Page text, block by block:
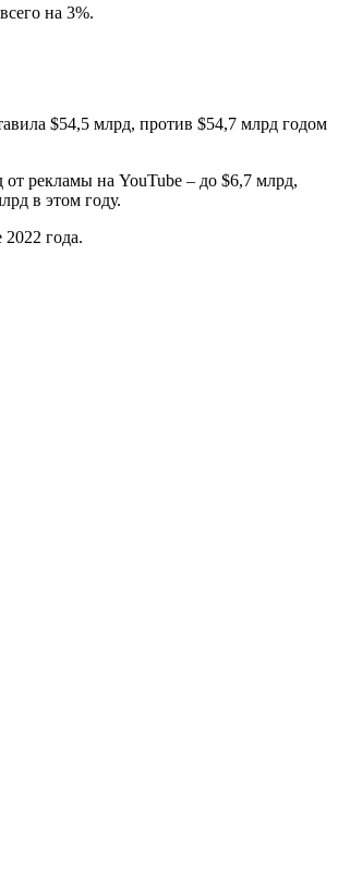
на 3%.
$54,5 млрд, против $54,7 млрд годом
рекламы на YouTube – до $6,7 млрд,
в этом году.
года.